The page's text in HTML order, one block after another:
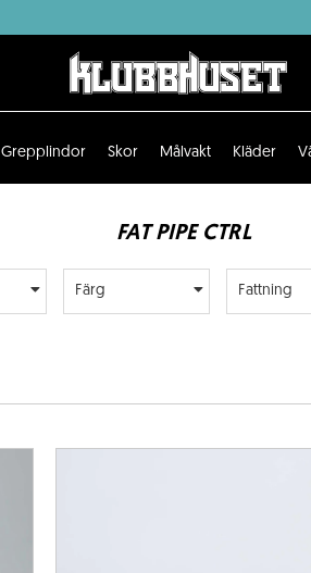
Grepplindor Skor Målvakt Kläder
FAT PIPE CTRL
Färg Fattning